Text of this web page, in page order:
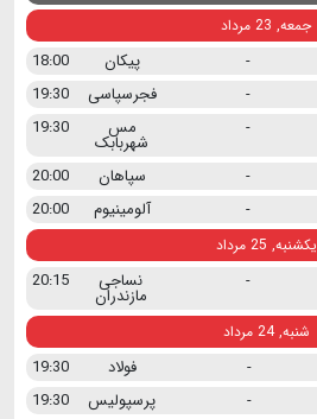
جمعه, 23 مرداد
- پیکان
18:00
- فجرسپاسی
19:30
- مس
شهربابک
19:30
- سپاهان
20:00
- آلومینیوم 20:00
یکشنبه, 25 مرداد
- نساجی
مازندران
20:15
شنبه, 24 مرداد
- فولاد
19:30
- پرسپولیس
19:30